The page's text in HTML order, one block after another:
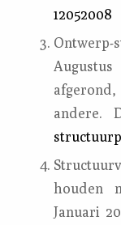
12052008
Ontwerp-
andere.
houden
Januari